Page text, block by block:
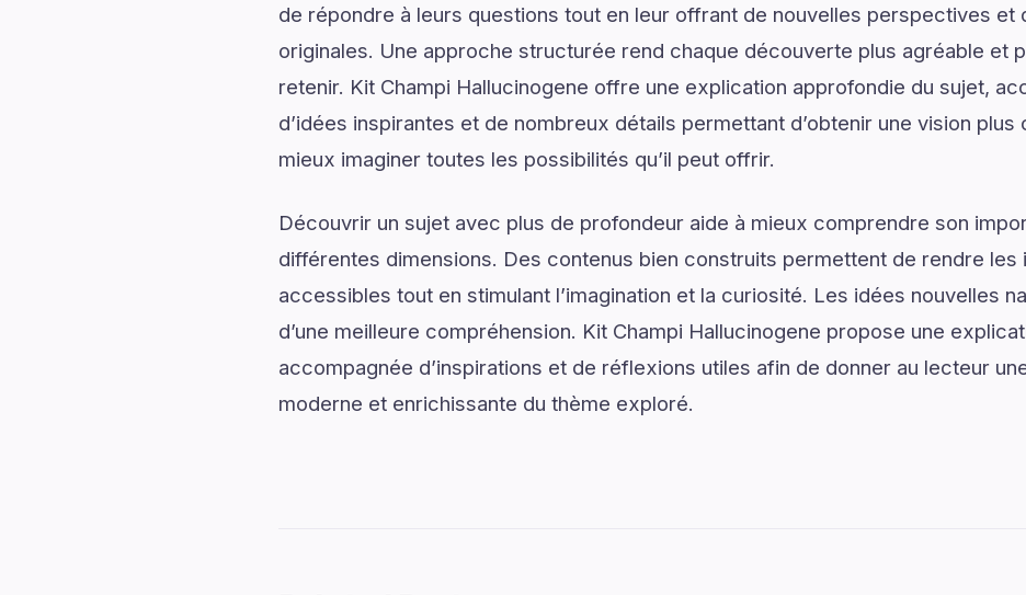
de répondre à leurs questions tout en leur offrant de nouvelles perspectives et
originales. Une approche structurée rend chaque découverte plus agréable et
retenir. Kit Champi Hallucinogene offre une explication approfondie du sujet,
d’idées inspirantes et de nombreux détails permettant d’obtenir une vision
mieux imaginer toutes les possibilités qu’il peut offrir.
Découvrir un sujet avec plus de profondeur aide à mieux comprendre son
différentes dimensions. Des contenus bien construits permettent de rendre les
accessibles tout en stimulant l’imagination et la curiosité. Les idées nouvelles
d’une meilleure compréhension. Kit Champi Hallucinogene propose une
accompagnée d’inspirations et de réflexions utiles afin de donner au lecteur
moderne et enrichissante du thème exploré.